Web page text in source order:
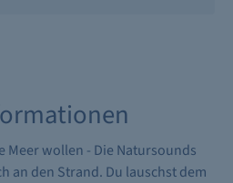
Meer wollen - Die Natursounds
an den Strand. Du lauschst dem